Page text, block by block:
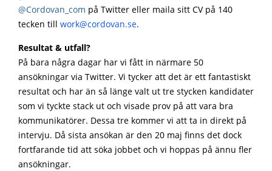
@Cordovan_com på Twitter eller maila sitt CV på 140
tecken till work@cordovan.se.
Resultat & utfall?
På bara några dagar har vi fått in närmare 50
ansökningar via Twitter. Vi tycker att det är ett fantastiskt
resultat och har än så länge valt ut tre stycken kandidater
som vi tyckte stack ut och visade prov på att vara bra
kommunikatörer. Dessa tre kommer vi att ta in direkt på
intervju. Då sista ansökan är den 20 maj finns det dock
fortfarande tid att söka jobbet och vi hoppas på ännu fler
ansökningar.